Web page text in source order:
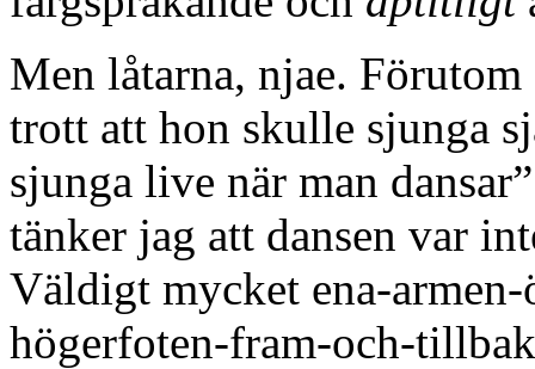
Men låtarna, njae.
trott att hon skulle sjunga
sjunga live när man
tänker jag att dansen var
Väldigt mycket ena-
högerfoten-fram-och-